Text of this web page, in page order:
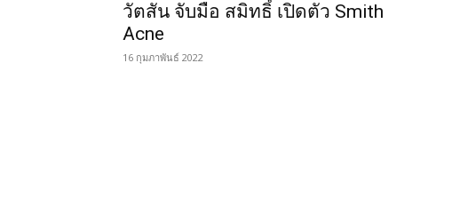
วัตสัน จับมือ สมิทธิ์ เปิดตัว Smith
Acne
16 กุมภาพันธ์ 2022